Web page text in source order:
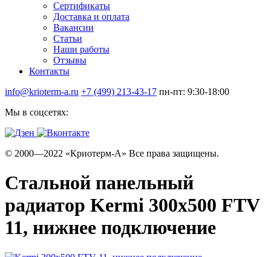
Сертификаты
Доставка и оплата
Вакансии
Статьи
Наши работы
Отзывы
Контакты
info@krioterm-a.ru +7 (499) 213-43-17 пн-пт: 9:30-18:00
Мы в соцсетях:
© 2000—2022 «Криотерм-А» Все права защищены.
Стальной панельный
радиатор Kermi 300х500 FTV
11, нижнее подключение